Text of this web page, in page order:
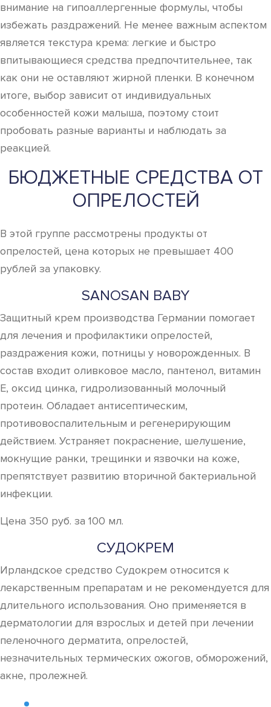
внимание на гипоаллергенные формулы, чтобы
избежать раздражений. Не менее важным аспектом
является текстура крема: легкие и быстро
впитывающиеся средства предпочтительнее, так
как они не оставляют жирной пленки. В конечном
итоге, выбор зависит от индивидуальных
особенностей кожи малыша, поэтому стоит
пробовать разные варианты и наблюдать за
реакцией.
БЮДЖЕТНЫЕ СРЕДСТВА ОТ
ОПРЕЛОСТЕЙ
В этой группе рассмотрены продукты от
опрелостей, цена которых не превышает 400
рублей за упаковку.
SANOSAN BABY
Защитный крем производства Германии помогает
для лечения и профилактики опрелостей,
раздражения кожи, потницы у новорожденных. В
состав входит оливковое масло, пантенол, витамин
E, оксид цинка, гидролизованный молочный
протеин. Обладает антисептическим,
противовоспалительным и регенерирующим
действием. Устраняет покраснение, шелушение,
мокнущие ранки, трещинки и язвочки на коже,
препятствует развитию вторичной бактериальной
инфекции.
Цена 350 руб. за 100 мл.
СУДОКРЕМ
Ирландское средство Судокрем относится к
лекарственным препаратам и не рекомендуется для
длительного использования. Оно применяется в
дерматологии для взрослых и детей при лечении
пеленочного дерматита, опрелостей,
незначительных термических ожогов, обморожений,
акне, пролежней.